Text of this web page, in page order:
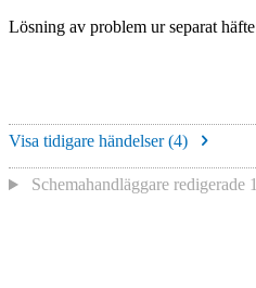
Lösning av problem ur separat
Visa tidigare händelser (4)
Schemahandläggare redigerade